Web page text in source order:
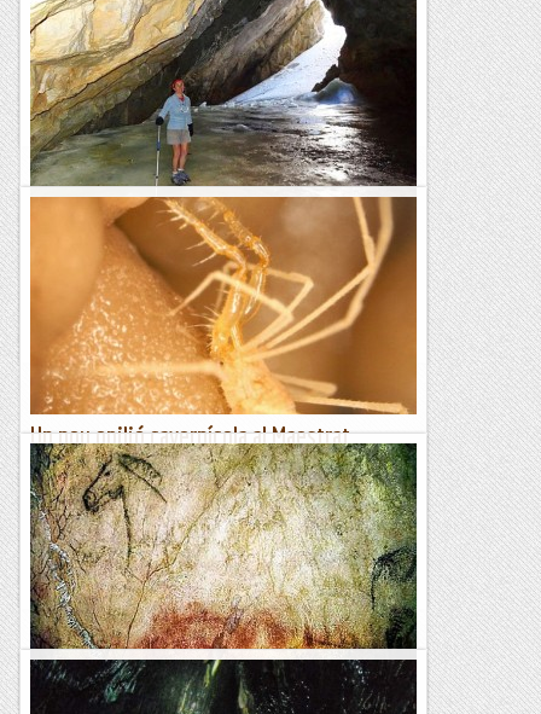
Els cristalls de la Cueva de las Espadas
(Naica)
Espeleobloc
La Cueva Helada de Peña Castil
Darrerament proliferen els estudis del gel a les cavitats, ja
que constitueix un bon geoindicador de canvi climàtic. En
tenim exemples propers, com son les col·laboracions amb...
Espeleobloc
Un nou opilió cavernícola al Maestrat
Turolenc
El nou opilió cavernícola descobert al Maestrat Turolenc.
Foto: Carlos Prieto La província aragonesa de Terol, sempre
havia estat una zona quasi azoica des del punt de...
Espeleobloc
La cueva de Tito Bustillo